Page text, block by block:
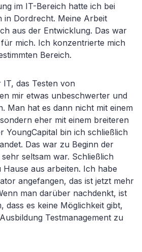
im IT-Bereich hatte ich bei
in Dordrecht. Meine Arbeit
aus der Entwicklung. Das war
mich. Ich konzentrierte mich
Bereich.
IT, das Testen von
mir etwas unbeschwerter und
Man hat es dann nicht mit einem
eher mit einem breiteren
YoungCapital bin ich schließlich
Das war zu Beginn der
seltsam war. Schließlich
aus arbeiten. Ich habe
angefangen, das ist jetzt mehr
man darüber nachdenkt, ist
dass es keine Möglichkeit gibt,
Testmanagement zu